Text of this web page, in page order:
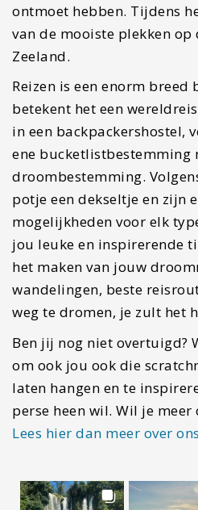
ontmoet hebben. Tijdens
van de mooiste plekken
Zeeland.
Reizen is een enorm breed
betekent het een
in een backpackershostel,
ene bucketlistbestemming
droombestemming.
potje een dekseltje en zijn
mogelijkheden voor elk
jou leuke en inspirerende
het maken van jouw
wandelingen, beste
weg te dromen, je zult het
Ben jij nog niet overtuigd?
om ook jou ook die
laten hangen en te
perse heen wil. Wil je meer
Lees hier dan meer over ons